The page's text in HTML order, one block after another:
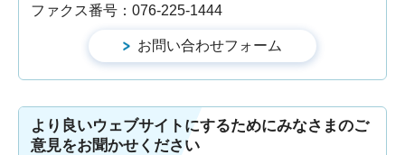
ファクス番号：076-225-1444
より良いウェブサイトにするためにみなさまのご
意見をお聞かせください